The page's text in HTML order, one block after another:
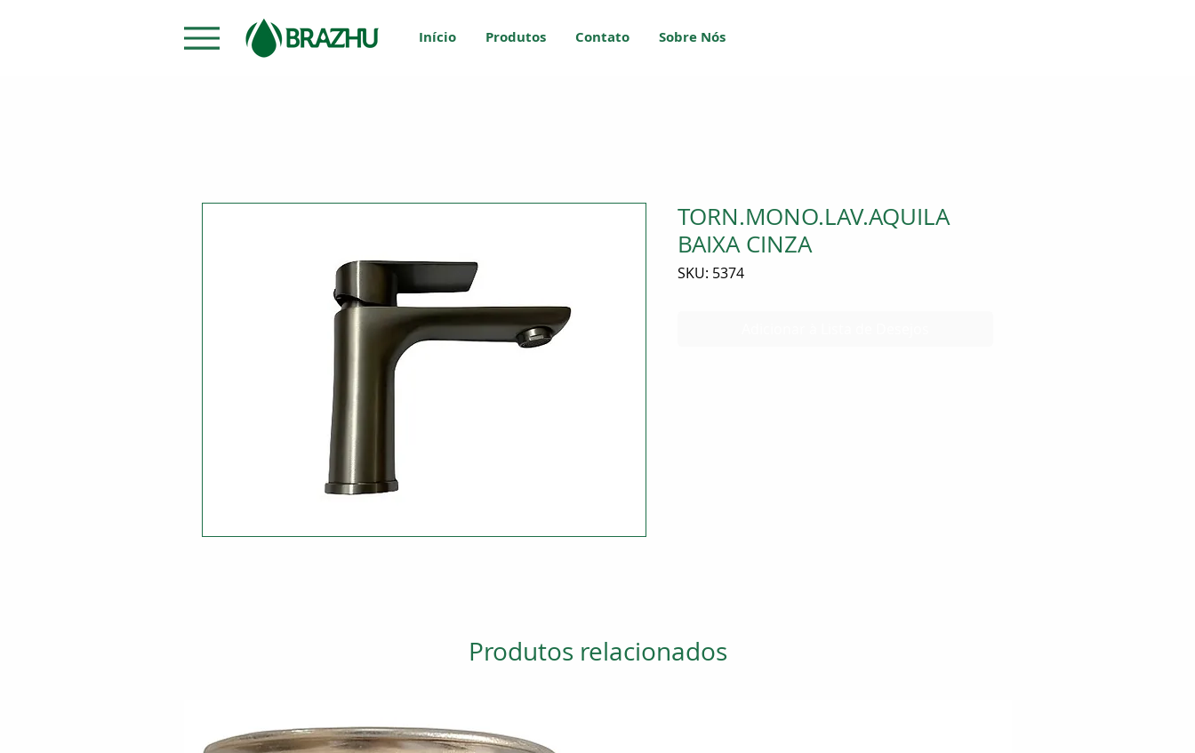
Início Produtos Contato Sobre Nós
TORN.MONO.LAV.AQUILA
BAIXA CINZA
SKU: 5374
Produtos relacionados